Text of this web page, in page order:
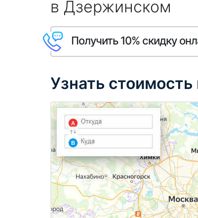
в Дзержинском
Получить 10% скидку
Узнать